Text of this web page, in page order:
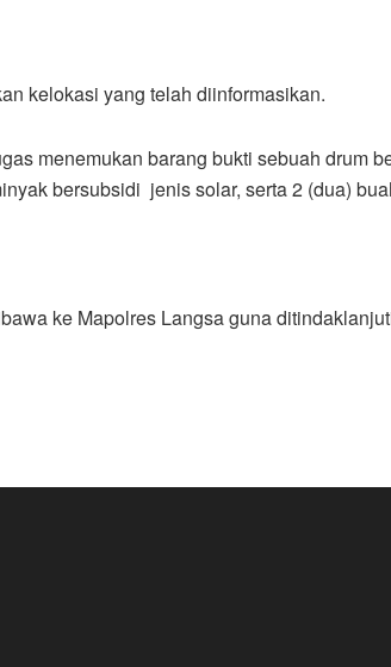
kelokasi yang telah diinformasikan.
menemukan barang bukti sebuah drum
bersubsidi jenis solar, serta 2 (dua)
ke Mapolres Langsa guna